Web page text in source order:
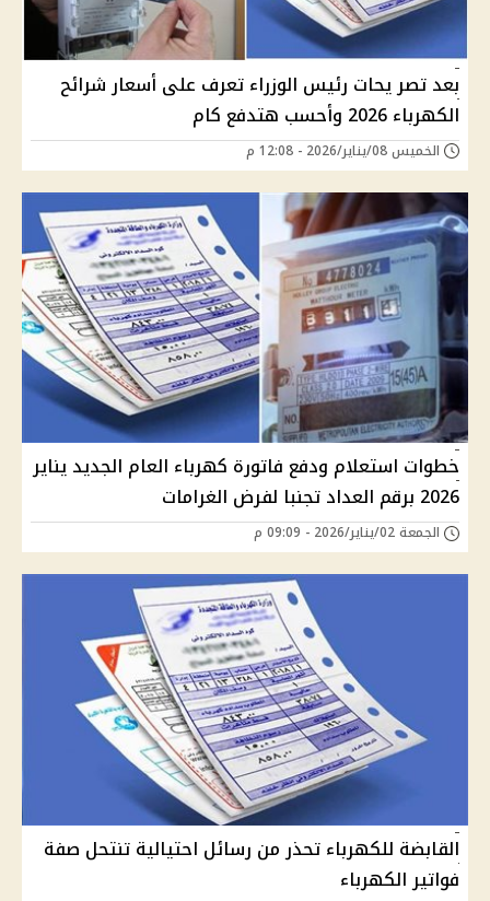
بعد تصر يحات رئيس الوزراء تعرف على أسعار شرائح
الكهرباء 2026 وأحسب هتدفع كام
الخميس 08/يناير/2026 - 12:08 م
خطوات استعلام ودفع فاتورة كهرباء العام الجديد يناير
2026 برقم العداد تجنبا لفرض الغرامات
الجمعة 02/يناير/2026 - 09:09 م
القابضة للكهرباء تحذر من رسائل احتيالية تنتحل صفة
فواتير الكهرباء